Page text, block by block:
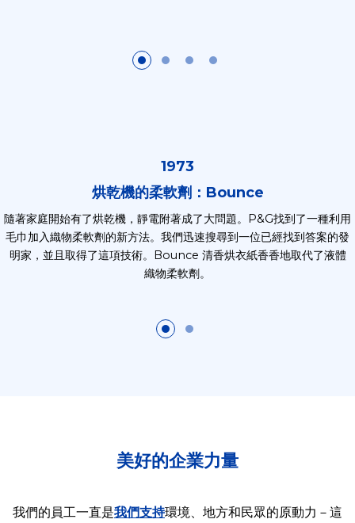
1973
烘乾機的柔軟劑：Bounce
隨著家庭開始有了烘乾機，靜電附著成了大問題。P&G找到了一種利用
毛巾加入織物柔軟劑的新方法。我們迅速搜尋到一位已經找到答案的發
明家，並且取得了這項技術。Bounce 清香烘衣紙香香地取代了液體
織物柔軟劑。
美好的企業力量
我們的員工一直是我們支持環境、地方和民眾的原動力－這